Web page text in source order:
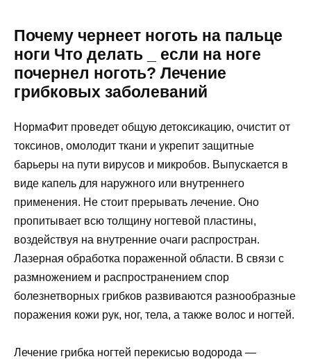
Почему чернеет ноготь на пальце
ноги Что делать _ если на ноге
почернел ноготь? Лечение
грибковых заболеваний
НормаФит проведет общую детоксикацию, очистит от
токсинов, омолодит ткани и укрепит защитные
барьеры на пути вирусов и микробов. Выпускается в
виде капель для наружного или внутреннего
применения. Не стоит прерывать лечение. Оно
пропитывает всю толщину ногтевой пластины,
воздействуя на внутренние очаги распростран.
Лазерная обработка пораженной области. В связи с
размножением и распространением спор
болезнетворных грибков развиваются разнообразные
поражения кожи рук, ног, тела, а также волос и ногтей.
Лечение грибка ногтей перекисью водорода —